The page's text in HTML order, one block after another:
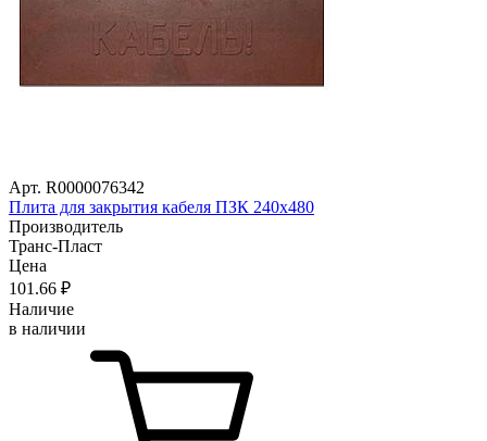
Арт. R0000076342
Плита для закрытия кабеля ПЗК 240х480
Производитель
Транс-Пласт
Цена
101 .66 ₽
Наличие
в наличии